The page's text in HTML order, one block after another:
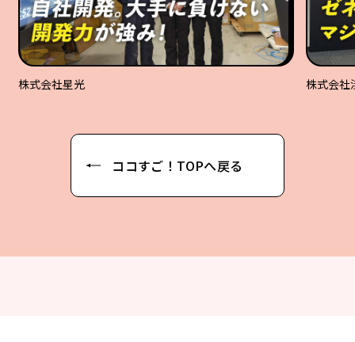
株式会社星光 株式会社
ココすご！TOPへ戻る